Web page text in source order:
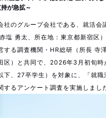
が急拡～
社のグループ会社である、就活会
塩 勇太、所在地：東京都新宿区
する調査機関・HR総研（所長 寺
区）と共同で、2026年3月初旬
下、27卒学生）を対象に、「就職
するアンケート調査を実施しまし